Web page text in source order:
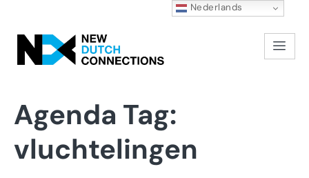
Agenda Tag:
vluchtelingen
Nederlands